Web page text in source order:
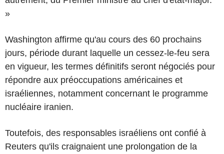
»
Washington affirme qu'au cours des 60 prochains
jours, période durant laquelle un cessez-le-feu sera
en vigueur, les termes définitifs seront négociés pour
répondre aux préoccupations américaines et
israéliennes, notamment concernant le programme
nucléaire iranien.
Toutefois, des responsables israéliens ont confié à
Reuters qu'ils craignaient une prolongation de la